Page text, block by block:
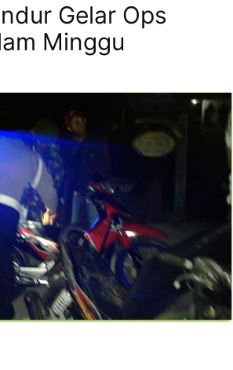
Gelar Ops
Minggu